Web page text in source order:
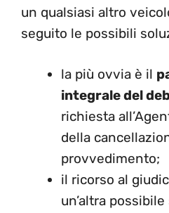
un qualsiasi altro
seguito le possibili
la più ovvia è il
integrale del
richiesta
della
provvedimento;
il ricorso al
un’altra